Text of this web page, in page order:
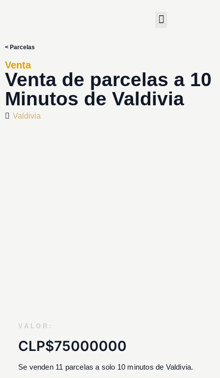
< Parcelas
Venta
Venta de parcelas a 10
Minutos de Valdivia
Valdivia
VALOR:
CLP$75000000
Se venden 11 parcelas a solo 10 minutos de Valdivia.